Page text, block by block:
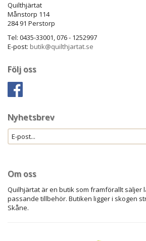
Quilthjärtat
Månstorp 114
284 91 Perstorp
Tel: 0435-33001, 076 - 1252997
E-post: butik@quilthjartat.se
Följ oss
Nyhetsbrev
Om oss
Quilhjärtat är en butik som framförallt säljer
passande tillbehör. Butiken ligger i skogen
Skåne.